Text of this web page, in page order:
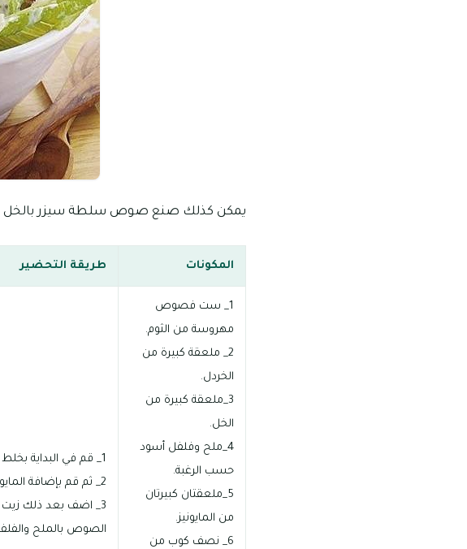
يمكن كذلك صنع صوص سلطة سيزر بالخل من
المكونات طريقة التحضير
1_ ست فصوص
مهروسة من الثوم.
2_ ملعقة كبيرة من
الخردل.
3_ملعقة كبيرة من
الخل.
4_ملح وفلفل أسود
حسب الرغبة.
5_ملعقتان كبيرتان
من المايونيز.
6_ نصف كوب من
1_ قم في البداية بخلط الثوم والخردل والخل والقليل من الملح في الخلاط الكهربائي لتجهيز الصوص.
2_ ثم قم بإضافة المايونيز والخل حت الحصول على خليط ذات قوام ثقيل.
3_ اضف بعد ذلك زيت
الصوص بالملح